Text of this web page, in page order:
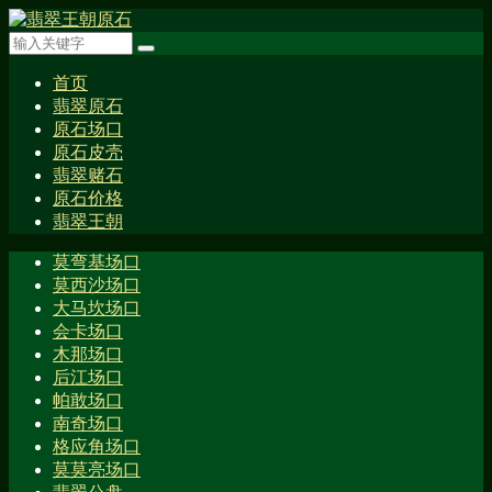
首页
翡翠原石
原石场口
原石皮壳
翡翠赌石
原石价格
翡翠王朝
莫弯基场口
莫西沙场口
大马坎场口
会卡场口
木那场口
后江场口
帕敢场口
南奇场口
格应角场口
莫莫亮场口